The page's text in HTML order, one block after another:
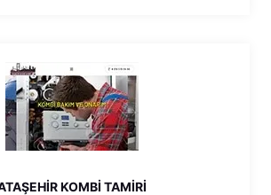
KOMBİ TAMİRİ